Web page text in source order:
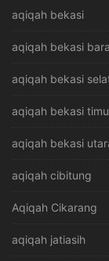
aqiqah bekasi
aqiqah bekasi
aqiqah bekasi
aqiqah bekasi
aqiqah bekasi
aqiqah cibitung
Aqiqah Cikarang
aqiqah jatiasih